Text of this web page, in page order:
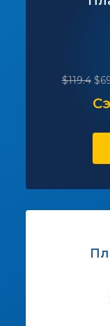
$119.4